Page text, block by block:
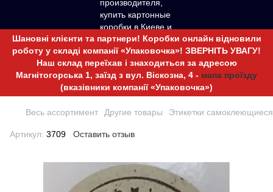
Шановні клієнти та партнери! Коробки онлайн відновили
роботу у складі компанії «Упаковочка»! ЗВЕРНІТЬ УВАГУ!
Наш склад переїхав і знаходиться за адресою
Магнітогорська 1, заїзд з вул. Віскозна, 4 - мапа проїзду
(вказівники компанії «Упаковочка»)
Весь ассортимент Другие товары Этикетки самоклеющиеся
Артикул: 3709 Оставить отзыв